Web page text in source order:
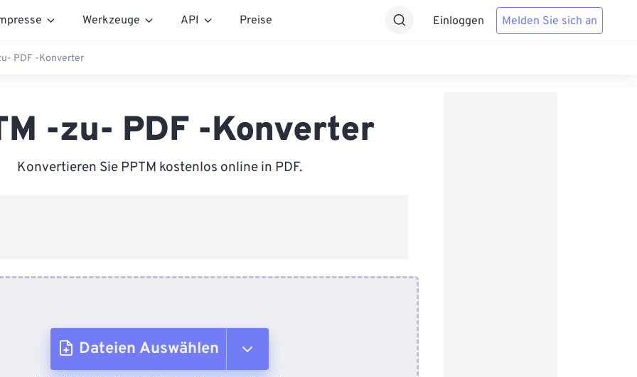
Werkzeuge API Preise Einloggen Melden Sie sich an
PDF -Konverter
-zu- PDF -Konverter
Konvertieren Sie PPTM kostenlos online in PDF.
Dateien Auswählen